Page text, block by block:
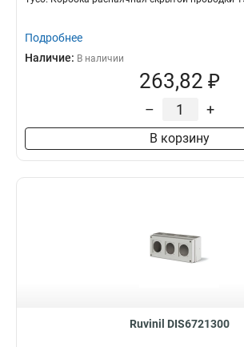
Подробнее
Наличие: В наличии
263,82 ₽
– +
В корзину
Ruvinil DIS6721300